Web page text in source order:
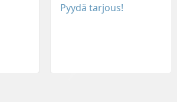
Pyydä tarjous!